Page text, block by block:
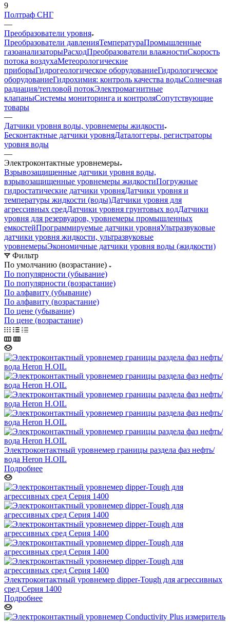
9
Полтраф СНГ
—
Преобразователи уровня
Преобразователи давленияТемператураПромышленные
газоанализаторыРасходПреобразователи влажностиСкорость
потока воздухаМетеорологические
приборыГидрогеологическое оборудованиеГидрологическое
оборудованиеГидрохимия: контроль качества водыСолнечная
радиация/тепловой потокЭлектромагнитные
клапаныСистемы мониторинга и контроляСопутствующие
товары
—
Датчики уровня воды, уровнемеры жидкости
Бесконтактные датчики уровняДаталоггеры, регистраторы
уровня воды
—
Электроконтактные уровнемеры
Взрывозащищенные датчики уровня воды,
взрывозащищенные уровнемеры жидкостиПогружные
гидростатические датчики уровняДатчики уровня и
температуры жидкости (воды)Датчики уровня для
агрессивных средДатчики уровня грунтовых водДатчики
уровня для резервуаров, уровнемеры промышленных
емкостейПрограммируемые датчики уровняУльтразвуковые
датчики уровня жидкости, ультразвуковые
уровнемерыЭкономичные датчики уровня воды (жидкости)
Фильтр
По умолчанию (возрастание)
По популярности (убывание)
По популярности (возрастание)
По алфавиту (убывание)
По алфавиту (возрастание)
По цене (убывание)
По цене (возрастание)
Электроконтактный уровнемер границы раздела фаз нефть/
вода Heron H.OIL
Подробнее
Электроконтактный уровнемер dipper-Tough для агрессивных
сред Серия 1400
Подробнее